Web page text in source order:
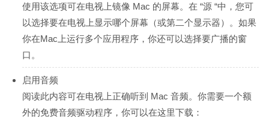
使用该选项可在电视上镜像 Mac 的屏幕。在 “源 “中，您可
以选择要在电视上显示哪个屏幕（或第二个显示器）。如果
你在Mac上运行多个应用程序，你还可以选择要广播的窗
口。
启用音频
阅读此内容可在电视上正确听到 Mac 音频。你需要一个额
外的免费音频驱动程序，你可以在这里下载：